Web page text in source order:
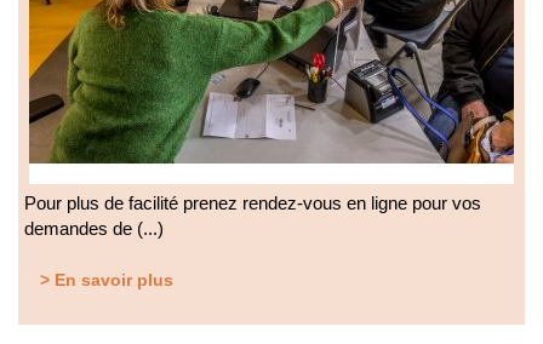
Pour plus de facilité prenez rendez-vous en ligne pour vos
demandes de (...)
> En savoir plus